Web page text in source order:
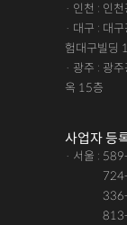
· 인천 : 인
· 대구 : 대
험대구빌딩
· 광주 : 광
옥 15층
사업자 등
· 서울 :